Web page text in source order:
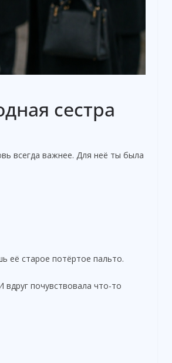
сестра
всегда важнее. Для неё ты была
её старое потёртое пальто.
вдруг почувствовала что-то